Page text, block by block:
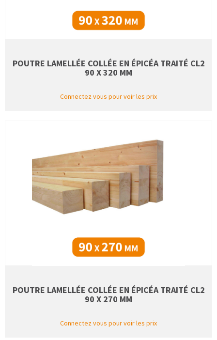
POUTRE LAMELLÉE COLLÉE EN ÉPICÉA TRAITÉ CL2
90 X 320 MM
Connectez vous pour voir les prix
POUTRE LAMELLÉE COLLÉE EN ÉPICÉA TRAITÉ CL2
90 X 270 MM
Connectez vous pour voir les prix